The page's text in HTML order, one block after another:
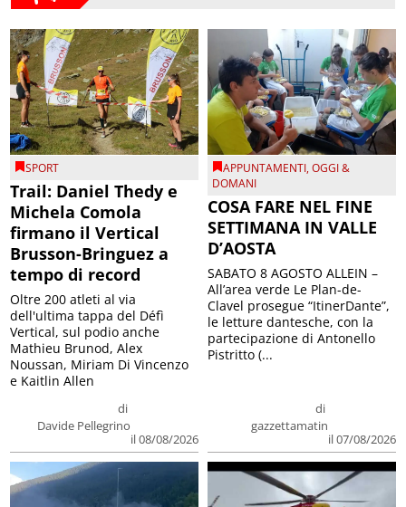
SPORT
Trail: Daniel Thedy e
Michela Comola
firmano il Vertical
Brusson-Bringuez a
tempo di record
di
Davide Pellegrino
il 08/08/2026
Oltre 200 atleti al via
dell'ultima tappa del Défì
Vertical, sul podio anche
Mathieu Brunod, Alex
Noussan, Miriam Di Vincenzo
e Kaitlin Allen
APPUNTAMENTI,OGGI &
DOMANI
COSA FARE NEL FINE
SETTIMANA IN VALLE
D’AOSTA
di
gazzettamatin
il 07/08/2026
SABATO 8 AGOSTO ALLEIN –
All’area verde Le Plan-de-
Clavel prosegue “ItinerDante”,
le letture dantesche, con la
partecipazione di Antonello
Pistritto (...